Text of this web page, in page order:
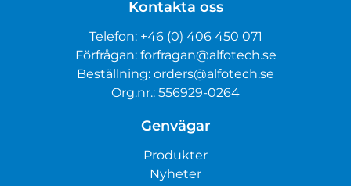
Kontakta oss
Telefon: +46 (0) 406 450 071
Förfrågan: forfragan@alfotech.se
Beställning: orders@alfotech.se
Org.nr.: 556929-0264
Genvägar
Produkter
Nyheter